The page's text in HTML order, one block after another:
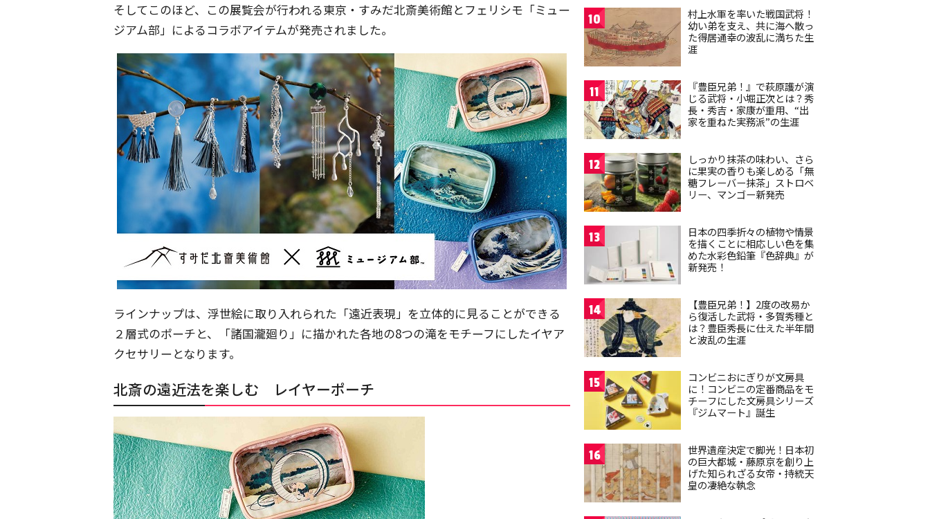
そしてこのほど、この展覧会が行われる東京・すみだ北斎美術館とフェリシモ「ミュー
ジアム部」によるコラボアイテムが発売されました。
ラインナップは、浮世絵に取り入れられた「遠近表現」を立体的に見ることができる
２層式のポーチと、「諸国瀧廻り」に描かれた各地の8つの滝をモチーフにしたイヤア
クセサリーとなります。
北斎の遠近法を楽しむ レイヤーポーチ
10
村上水軍を率いた戦国武将！
幼い弟を支え、共に海へ散っ
た得居通幸の波乱に満ちた生
涯
11
『豊臣兄弟！』で萩原護が演
じる武将・小堀正次とは？秀
長・秀吉・家康が重用、“出
家を重ねた実務派”の生涯
12
しっかり抹茶の味わい、さら
に果実の香りも楽しめる「無
糖フレーバー抹茶」ストロベ
リー、マンゴー新発売
13
日本の四季折々の植物や情景
を描くことに相応しい色を集
めた水彩色鉛筆『色辞典』が
新発売！
14
【豊臣兄弟！】2度の改易か
ら復活した武将・多賀秀種と
は？豊臣秀長に仕えた半年間
と波乱の生涯
15
コンビニおにぎりが文房具
に！コンビニの定番商品をモ
チーフにした文房具シリーズ
『ジムマート』誕生
16
世界遺産決定で脚光！日本初
の巨大都城・藤原京を創り上
げた知られざる女帝・持統天
皇の凄絶な執念